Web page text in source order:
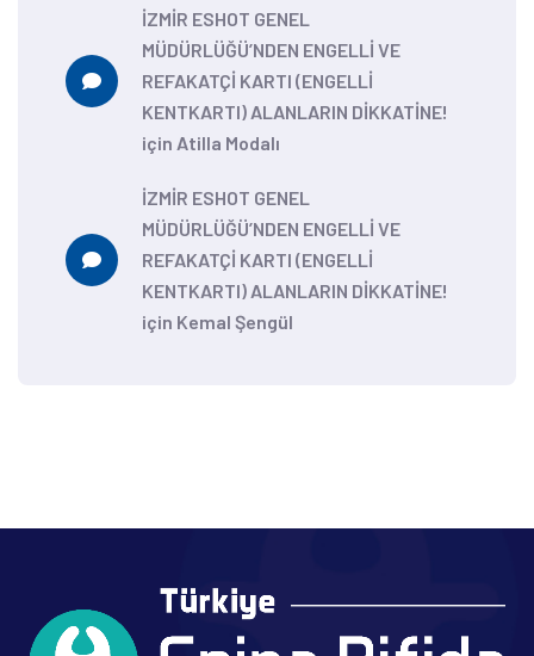
İZMİR ESHOT GENEL
MÜDÜRLÜĞÜ’NDEN ENGELLİ VE
REFAKATÇİ KARTI (ENGELLİ
KENTKARTI) ALANLARIN DİKKATİNE!
için Atilla Modalı
İZMİR ESHOT GENEL
MÜDÜRLÜĞÜ’NDEN ENGELLİ VE
REFAKATÇİ KARTI (ENGELLİ
KENTKARTI) ALANLARIN DİKKATİNE!
için Kemal Şengül